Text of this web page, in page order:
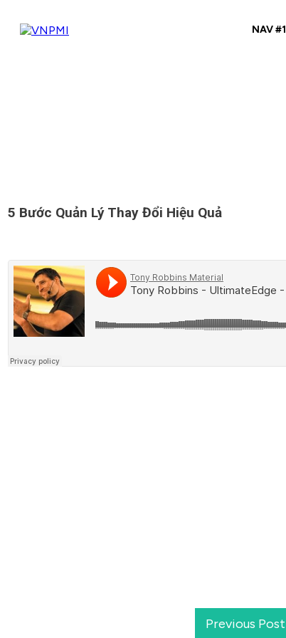
NAV #1
5 Bước Quản Lý Thay Đổi Hiệu Quả
Previous Post